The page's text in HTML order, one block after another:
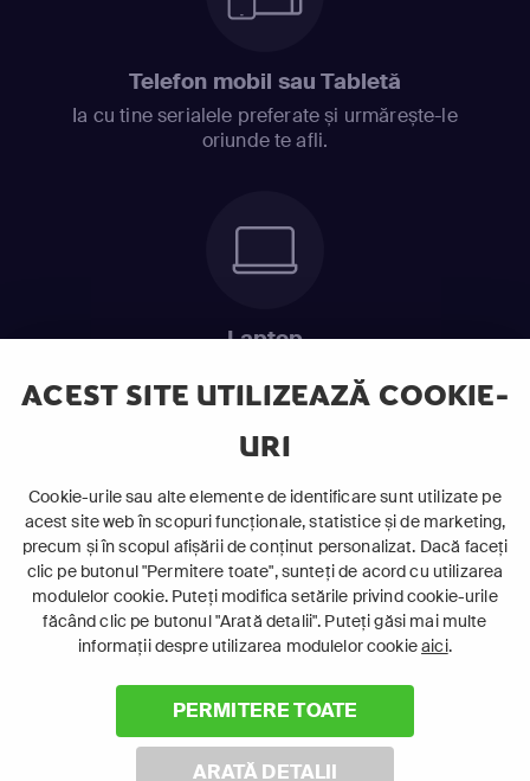
ACEST SITE UTILIZEAZĂ COOKIE-
URI
Cookie-urile sau alte elemente de identificare sunt utilizate pe
acest site web în scopuri funcționale, statistice și de marketing,
precum și în scopul afișării de conținut personalizat. Dacă faceți
clic pe butonul "Permitere toate", sunteți de acord cu utilizarea
modulelor cookie. Puteți modifica setările privind cookie-urile
făcând clic pe butonul "Arată detalii". Puteți găsi mai multe
informații despre utilizarea modulelor cookieaici.
PERMITERE TOATE
ARATĂ DETALII
Telefon mobil sau Tabletă
Ia cu tine serialele preferate și urmărește-le
oriunde te afli.
Laptop
ABONEAZĂ-TE ACUM
Cerințe de sistem
2026 Canal+ Luxembourg S. à r.l. - Toate drepturile rezervate
Focus Sat este o marcă înregistrată aparținând Canal+